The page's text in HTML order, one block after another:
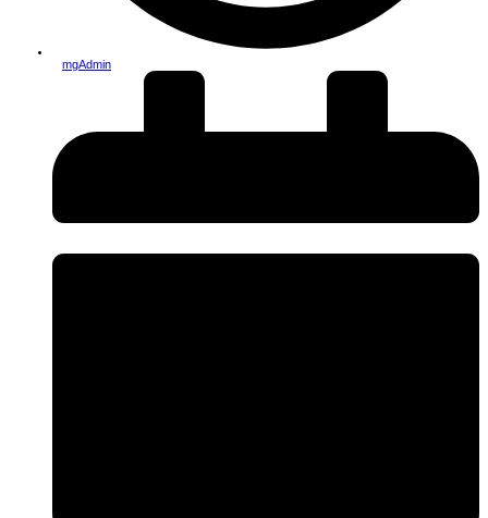
mgAdmin